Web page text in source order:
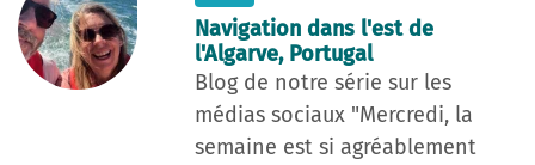
Navigation dans l'est de
l'Algarve, Portugal
Blog de notre série sur les
médias sociaux "Mercredi, la
semaine est si agréablement